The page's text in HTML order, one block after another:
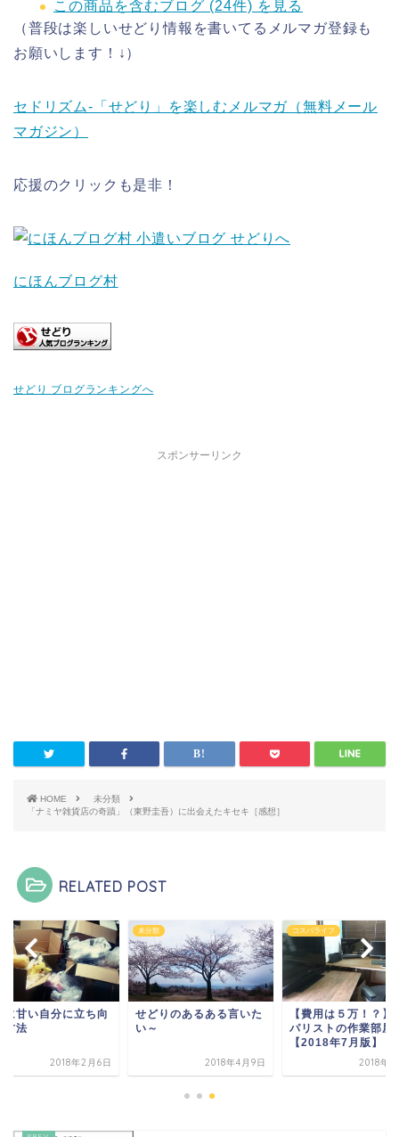
この商品を含むブログ (24件) を見る
（普段は楽しいせどり情報を書いてるメルマガ登録も
お願いします！↓）
セドリズム-「せどり」を楽しむメルマガ（無料メール
マガジン）
応援のクリックも是非！
にほんブログ村
せどり ブログランキングへ
スポンサーリンク
HOME
未分類
「ナミヤ雑貨店の奇蹟」（東野圭吾）に出会えたキセキ［感想］
RELATED POST
に甘い自分に立ち向
方法
2018年2月6日
未分類
せどりのあるある言いた
い～
2018年4月9日
コスパライフ
【費用は５万！？】
パリストの作業部屋
【2018年7月版】
2018年7